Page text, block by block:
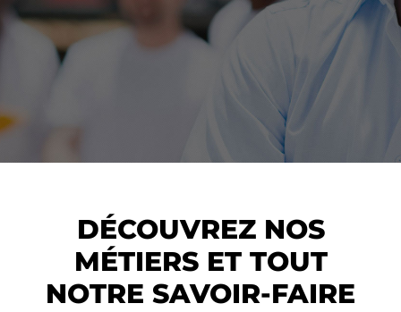
DÉCOUVREZ NOS
MÉTIERS ET TOUT
NOTRE SAVOIR-FAIRE